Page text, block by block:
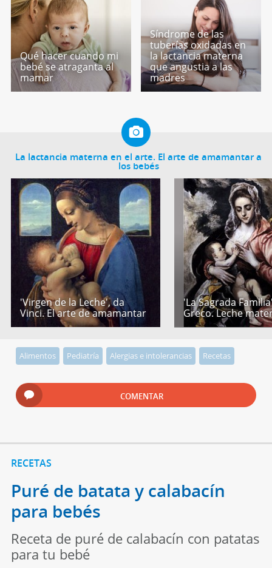
Qué hacer cuando mi
bebé se atraganta al
mamar
Síndrome de las
tuberías oxidadas en
la lactancia materna
que angustia a las
madres
La lactancia materna en el arte. El arte de amamantar a
los bebés
'Virgen de la Leche', da
Vinci. El arte de amamantar
'La Sagrada
Greco. Leche
Alimentos Pediatría Alergias e intolerancias Recetas
COMENTAR
RECETAS
Puré de batata y calabacín
para bebés
Receta de puré de calabacín con patatas
para tu bebé